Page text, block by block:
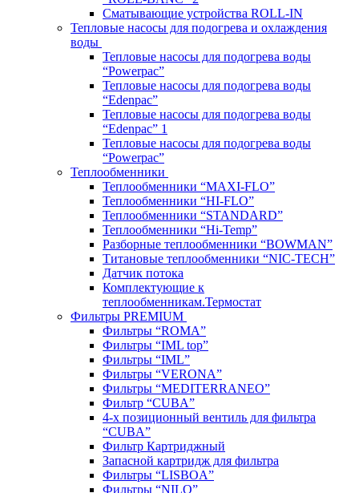
Сматывающие устройства ROLL-IN
Тепловые насосы для подогрева и охлаждения
воды
Тепловые насосы для подогрева воды
“Powerpac”
Тепловые насосы для подогрева воды
“Edenpac”
Тепловые насосы для подогрева воды
“Edenpac” 1
Тепловые насосы для подогрева воды
“Powerpac”
Теплообменники
Теплообменники “MAXI-FLO”
Теплообменники “HI-FLO”
Теплообменники “STANDARD”
Теплообменники “Hi-Temp”
Разборные теплообменники “BOWMAN”
Титановые теплообменники “NIC-TECH”
Датчик потока
Комплектующие к
теплообменникам.Термостат
Фильтры PREMIUM
Фильтры “ROMA”
Фильтры “IML top”
Фильтры “IML”
Фильтры “VERONA”
Фильтры “MEDITERRANEO”
Фильтр “CUBA”
4-х позиционный вентиль для фильтра
“CUBA”
Фильтр Картриджный
Запасной картридж для фильтра
Фильтры “LISBOA”
Фильтры “NILO”